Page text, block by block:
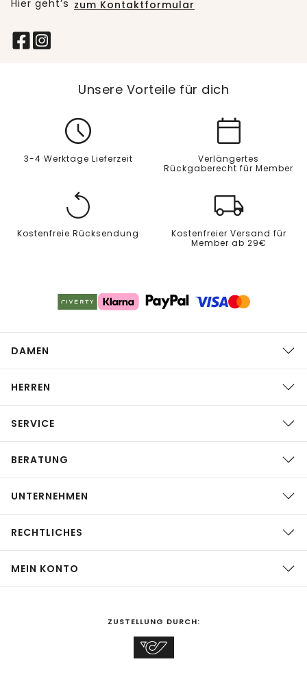
Hier geht’s zum Kontaktformular
Unsere Vorteile für dich
3-4 Werktage Lieferzeit
Verlängertes
Rückgaberecht für Member
Kostenfreie Rücksendung
Kostenfreier Versand für
Member ab 29€
DAMEN
HERREN
SERVICE
BERATUNG
UNTERNEHMEN
RECHTLICHES
MEIN KONTO
ZUSTELLUNG DURCH: